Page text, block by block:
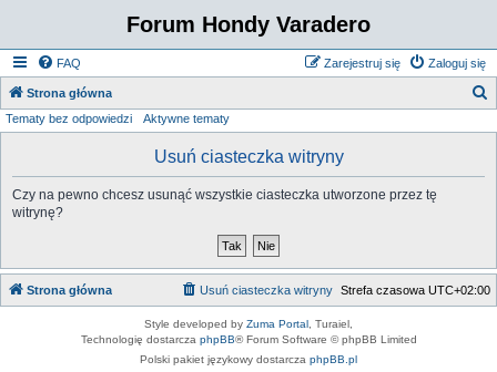
Forum Hondy Varadero
FAQ Zaloguj się
Zarejestruj się
Strona główna
Tematy bez odpowiedzi Aktywne tematy
Usuń ciasteczka witryny
Czy na pewno chcesz usunąć wszystkie ciasteczka utworzone przez tę
witrynę?
Strona główna Strefa czasowa UTC+02:00
Usuń ciasteczka witryny
Style developed by Zuma Portal , Turaiel,
Technologię dostarcza phpBB® Forum Software © phpBB Limited
Polski pakiet językowy dostarcza phpBB.pl